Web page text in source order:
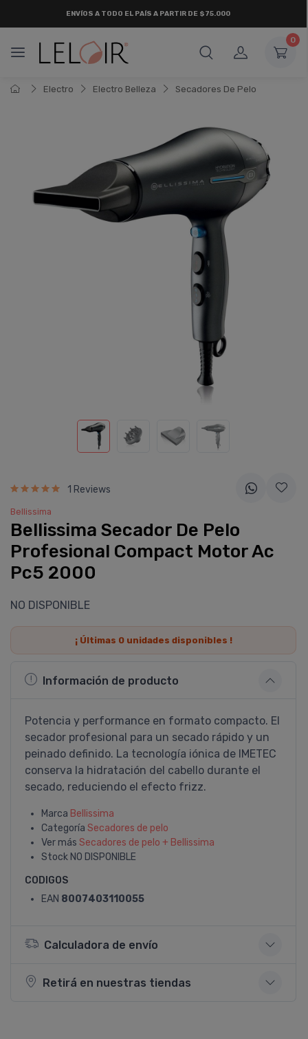
ENVÍOS A TODO EL PAÍS A PARTIR DE $75.000
0
Electro Electro Belleza Secadores De Pelo
1 Reviews
Bellissima
Bellissima Secador De Pelo
Profesional Compact Motor Ac
Pc5 2000
NO DISPONIBLE
¡ Últimas 0unidades disponibles !
Información de producto
Potencia y performance en formato compacto. El
secador profesional para un secado rápido y un
peinado definido. La tecnologí­a iónica de IMETEC
conserva la hidratación del cabello durante el
secado, reduciendo el efecto frizz.
Marca Bellissima
Categoría Secadores de pelo
Ver más Secadores de pelo + Bellissima
Stock NO DISPONIBLE
CODIGOS
EAN 8007403110055
Calculadora de envío
Retirá en nuestras tiendas